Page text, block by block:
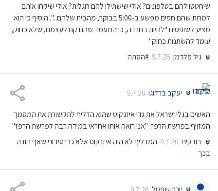
שיחטטו להם בטלפונים? אולי שישתילו להם רוגלות? אולי שיקחו אותם
למרות שהם חפים מפשע ב-5:00 בבוקר, מהבית שלהם...". הוסיף כי הוא
מציע לשופטים "להיות בחרדה, כי המעמד שהם קנו לעצמם, שלא כחוק,
עומד להשתנות כחוק"
גיל פלדמן 9.7.26 #הסתה
יעקב ברדוגו 9.7.26
האשים בגלי ישראל את גדי איזנקוט שהוא הדליף לתקשורת את המסמך
המזויף בפרשת הרפז: "אני רואה אותו אחראי במידה רבה לפרשת הרפז"
בודקים 9.7.26 המדליף לא היה איזנקוט אלא גבי סיבוני שאף הודה
בכך